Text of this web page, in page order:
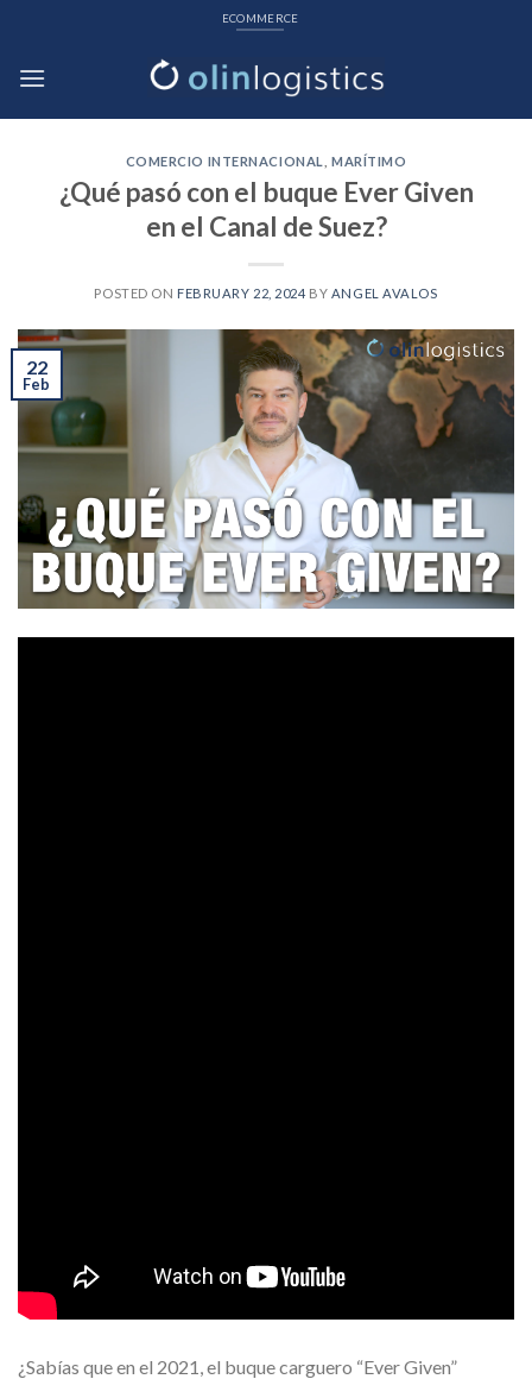
content
ECOMMERCE
COMERCIO INTERNACIONAL MARÍTIMO
¿Qué pasó con el buque Ever Given
en el Canal de Suez?
POSTED ON FEBRUARY 22, 2024 BY ANGEL AVALOS
22
Feb
¿Sabías que en el 2021, el buque carguero “Ever Given”